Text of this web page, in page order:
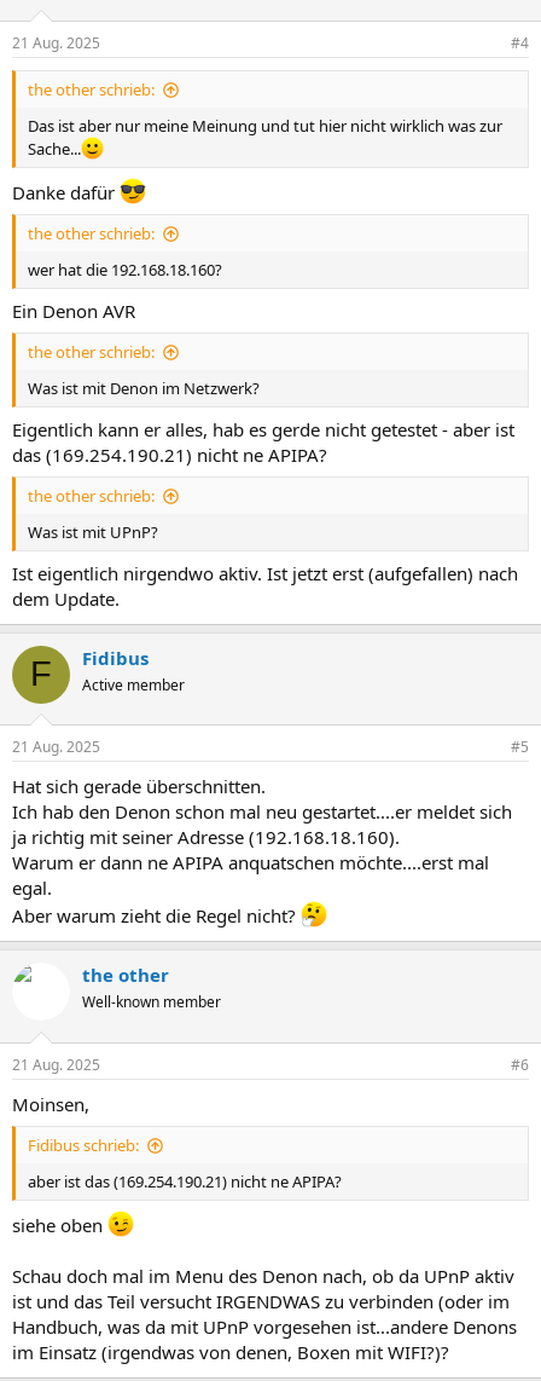
21 Aug. 2025 #4
the other schrieb:
Das ist aber nur meine Meinung und tut hier nicht wirklich was zur
Sache...
Danke dafür
the other schrieb:
wer hat die 192.168.18.160?
Ein Denon AVR
the other schrieb:
Was ist mit Denon im Netzwerk?
Eigentlich kann er alles, hab es gerde nicht getestet - aber ist
das (169.254.190.21) nicht ne APIPA?
the other schrieb:
Was ist mit UPnP?
Ist eigentlich nirgendwo aktiv. Ist jetzt erst (aufgefallen) nach
dem Update.
F Fidibus
Active member
21 Aug. 2025 #5
Hat sich gerade überschnitten.
Ich hab den Denon schon mal neu gestartet....er meldet sich
ja richtig mit seiner Adresse (192.168.18.160).
Warum er dann ne APIPA anquatschen möchte....erst mal
egal.
Aber warum zieht die Regel nicht?
the other
Well-known member
21 Aug. 2025 #6
Moinsen,
Fidibus schrieb:
aber ist das (169.254.190.21) nicht ne APIPA?
siehe oben
Schau doch mal im Menu des Denon nach, ob da UPnP aktiv
ist und das Teil versucht IRGENDWAS zu verbinden (oder im
Handbuch, was da mit UPnP vorgesehen ist...andere Denons
im Einsatz (irgendwas von denen, Boxen mit WIFI?)?